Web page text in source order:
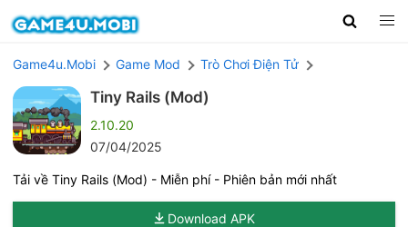
Game4u.Mobi Game Mod Trò Chơi Điện Tử
Tiny Rails (Mod)
2.10.20
07/04/2025
Tải về Tiny Rails (Mod) - Miễn phí - Phiên bản mới nhất
Download APK